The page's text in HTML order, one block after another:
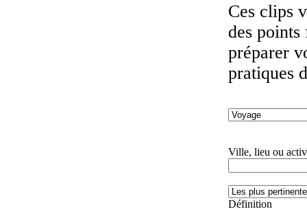
Ces clips
des
préparer
pratiques
Ville, lieu ou
Définition